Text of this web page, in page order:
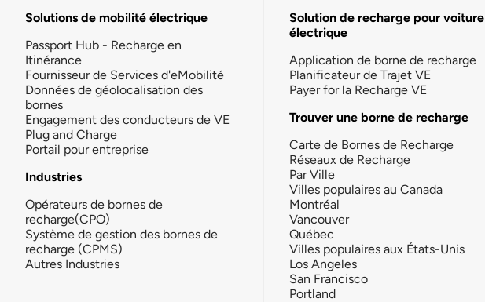
Solutions de mobilité électrique
Passport Hub - Recharge en
Itinérance
Fournisseur de Services d'eMobilité
Données de géolocalisation des
bornes
Engagement des conducteurs de VE
Plug and Charge
Portail pour entreprise
Industries
Opérateurs de bornes de
recharge(CPO)
Système de gestion des bornes de
recharge (CPMS)
Autres Industries
Solution de recharge pour voiture
électrique
Application de borne de recharge
Planificateur de Trajet VE
Payer for la Recharge VE
Trouver une borne de recharge
Carte de Bornes de Recharge
Réseaux de Recharge
Par Ville
Villes populaires au Canada
Montréal
Vancouver
Québec
Villes populaires aux États-Unis
Los Angeles
San Francisco
Portland